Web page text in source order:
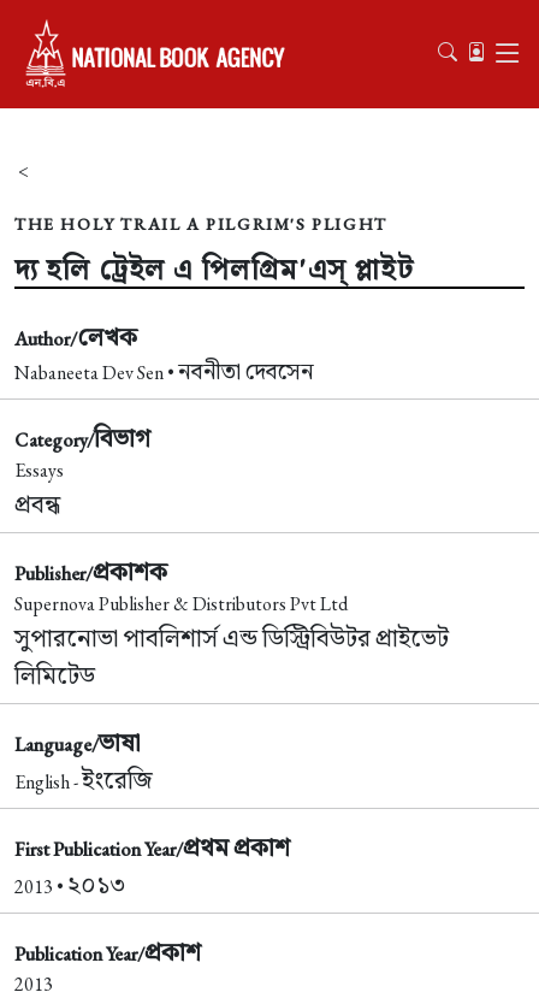
<
THE HOLY TRAIL A PILGRIM'S PLIGHT
দ্য হলি ট্রেইল এ পিলগ্রিম'এস্ প্লাইট
Author/লেখক
Nabaneeta Dev Sen •নবনীতা দেবসেন
Category/বিভাগ
Essays
প্রবন্ধ
Publisher/প্রকাশক
Supernova Publisher & Distributors Pvt Ltd
সুপারনোভা পাবলিশার্স এন্ড ডিস্ট্রিবিউটর প্রাইভেট
লিমিটেড
Language/ভাষা
English -ইংরেজি
First Publication Year/প্রথম প্রকাশ
2013 • ২০১৩
Publication Year/প্রকাশ
2013